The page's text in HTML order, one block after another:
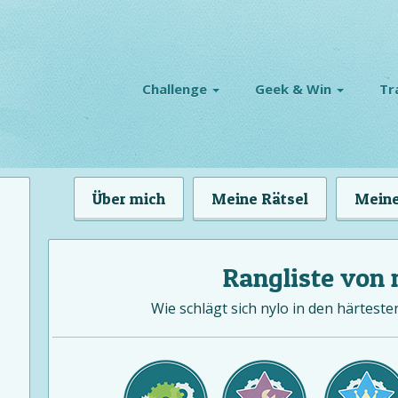
Challenge Geek & Win
Über mich Meine Rätsel
Rangliste von
Wie schlägt sich nylo in den